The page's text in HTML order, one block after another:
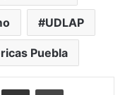
UDLAP
Puebla
Share via Email Print